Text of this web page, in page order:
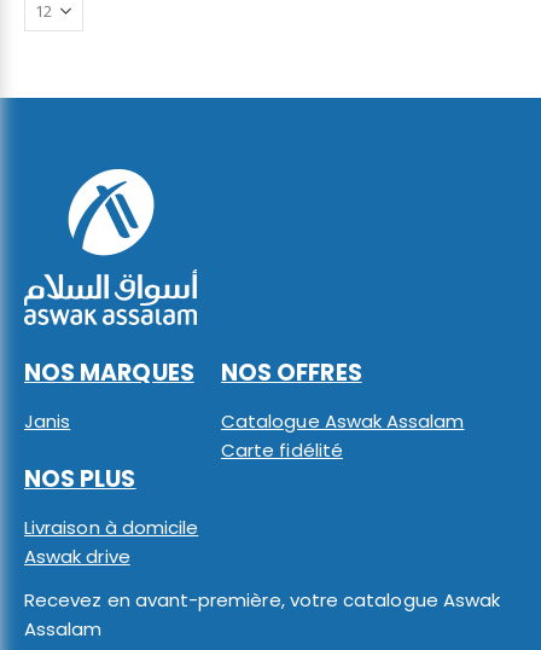
NOS MARQUES
Janis
NOS OFFRES
Catalogue Aswak Assalam
Carte fidélité
NOS PLUS
Livraison à domicile
Aswak drive
Recevez en avant-première, votre catalogue Aswak
Assalam